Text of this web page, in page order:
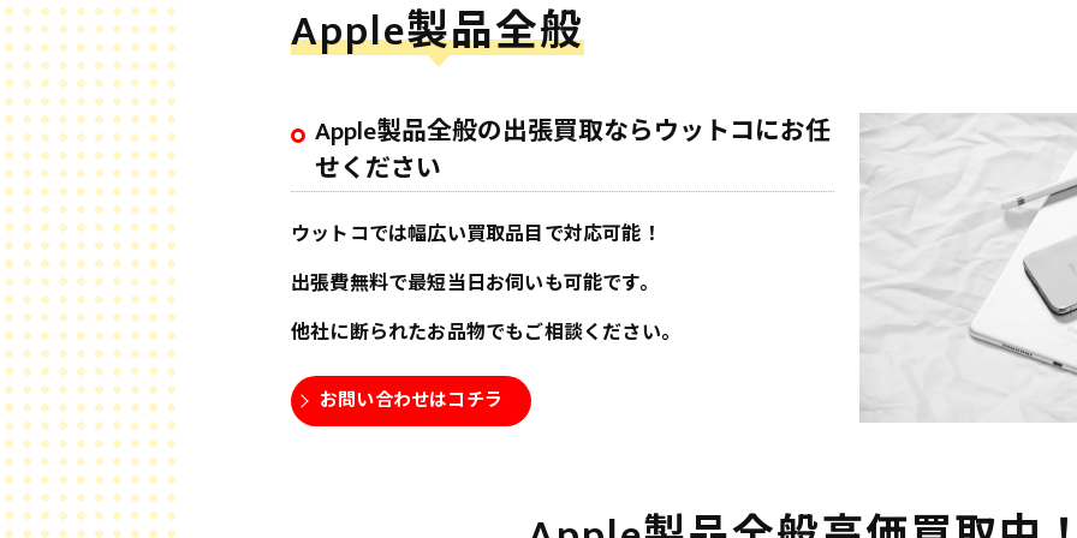
Apple製品全般
Apple製品全般の出張買取ならウットコにお任
せください
ウットコでは幅広い買取品目で対応可能！
出張費無料で最短当日お伺いも可能です。
他社に断られたお品物でもご相談ください。
お問い合わせはコチラ